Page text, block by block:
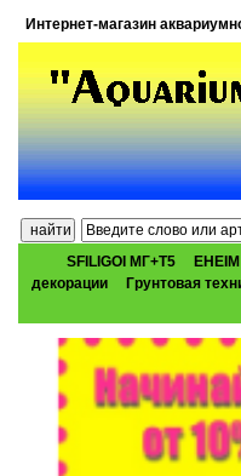
Интернет-магазин
SFILIGOI МГ+Т5 EHEIM
декорации
Грунтовая